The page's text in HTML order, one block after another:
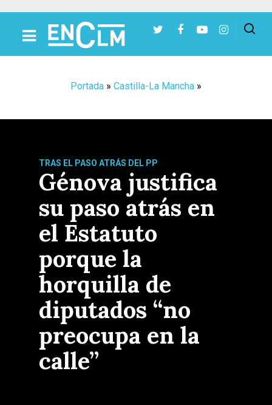
Portada » Castilla-La Mancha »
TRAS EL PASO ATRÁS DEL PP
Génova justifica
su paso atrás en
el Estatuto
porque la
horquilla de
diputados “no
preocupa en la
calle”